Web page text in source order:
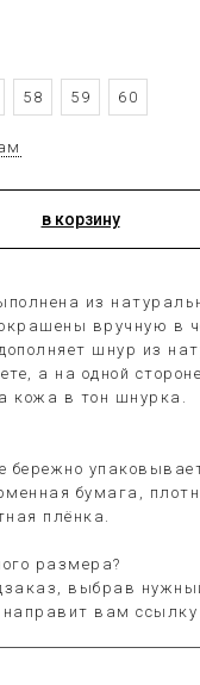
58 59 60
в корзину
из
вручную в
шнур из
а на одной
кожа в тон шнурка.
бережно
бумага,
плёнка.
размера?
выбрав
вам ссылку